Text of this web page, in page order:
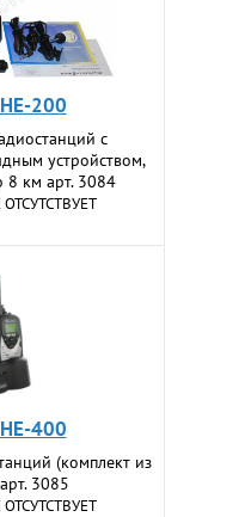
200
с
устройством,
8 км арт. 3084
400
(комплект из
3085